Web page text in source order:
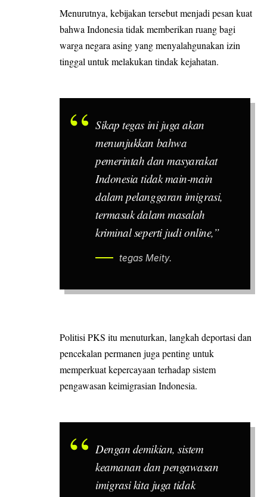
Menurutnya, kebijakan tersebut menjadi pesan kuat
bahwa Indonesia tidak memberikan ruang bagi
warga negara asing yang menyalahgunakan izin
tinggal untuk melakukan tindak kejahatan.
Sikap tegas ini juga akan
menunjukkan bahwa
pemerintah dan masyarakat
Indonesia tidak main-main
dalam pelanggaran imigrasi,
termasuk dalam masalah
kriminal seperti judi online,”
tegas Meity.
Politisi PKS itu menuturkan, langkah deportasi dan
pencekalan permanen juga penting untuk
memperkuat kepercayaan terhadap sistem
pengawasan keimigrasian Indonesia.
Dengan demikian, sistem
keamanan dan pengawasan
imigrasi kita juga tidak